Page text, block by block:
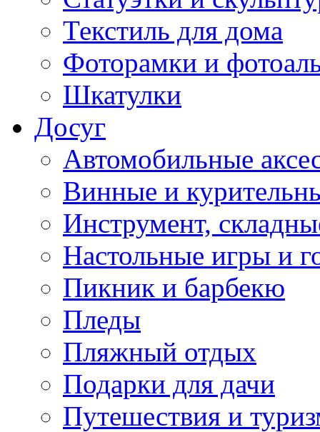
Текстиль для дома
Фоторамки и
Шкатулки
Досуг
Автомобильные
Винные и
Инструмент,
Настольные игры и
Пикник и барбекю
Пледы
Пляжный отдых
Подарки для дачи
Путешествия и